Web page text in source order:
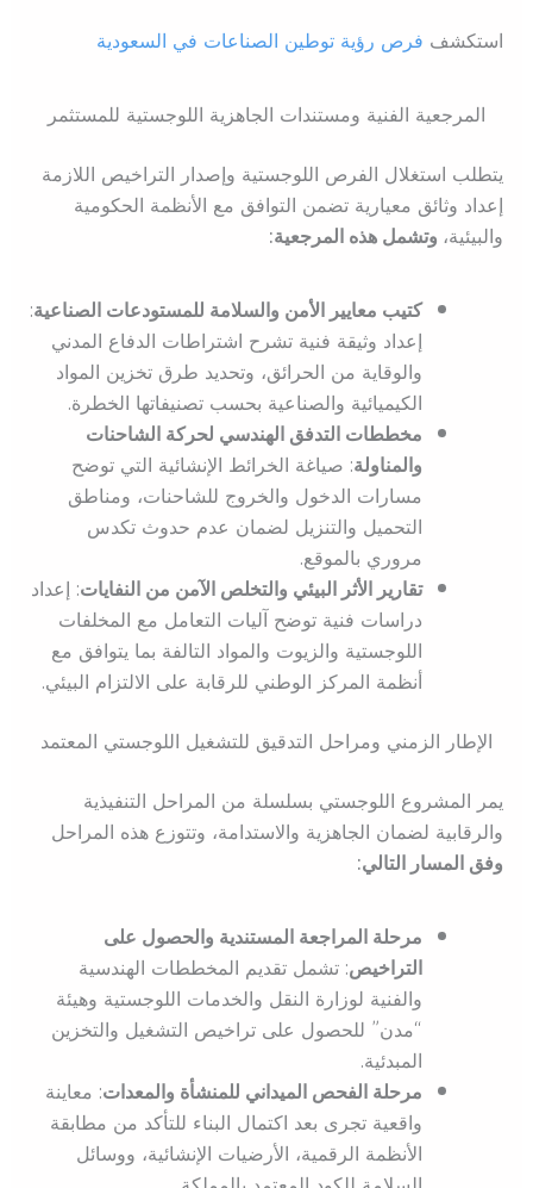
استكشف فرص رؤية توطين الصناعات في السعودية
المرجعية الفنية ومستندات الجاهزية اللوجستية للمستثمر
يتطلب استغلال الفرص اللوجستية وإصدار التراخيص اللازمة
إعداد وثائق معيارية تضمن التوافق مع الأنظمة الحكومية
والبيئية،وتشمل هذه المرجعية:
كتيب معايير الأمن والسلامة للمستودعات الصناعية:
إعداد وثيقة فنية تشرح اشتراطات الدفاع المدني
والوقاية من الحرائق، وتحديد طرق تخزين المواد
الكيميائية والصناعية بحسب تصنيفاتها الخطرة.
مخططات التدفق الهندسي لحركة الشاحنات
والمناولة: صياغة الخرائط الإنشائية التي توضح
مسارات الدخول والخروج للشاحنات، ومناطق
التحميل والتنزيل لضمان عدم حدوث تكدس
مروري بالموقع.
تقارير الأثر البيئي والتخلص الآمن من النفايات: إعداد
دراسات فنية توضح آليات التعامل مع المخلفات
اللوجستية والزيوت والمواد التالفة بما يتوافق مع
أنظمة المركز الوطني للرقابة على الالتزام البيئي.
الإطار الزمني ومراحل التدقيق للتشغيل اللوجستي المعتمد
يمر المشروع اللوجستي بسلسلة من المراحل التنفيذية
والرقابية لضمان الجاهزية والاستدامة، وتتوزع هذه المراحل
وفق المسار التالي:
مرحلة المراجعة المستندية والحصول على
التراخيص: تشمل تقديم المخططات الهندسية
والفنية لوزارة النقل والخدمات اللوجستية وهيئة
“مدن” للحصول على تراخيص التشغيل والتخزين
المبدئية.
مرحلة الفحص الميداني للمنشأة والمعدات: معاينة
واقعية تجرى بعد اكتمال البناء للتأكد من مطابقة
الأنظمة الرقمية، الأرضيات الإنشائية، ووسائل